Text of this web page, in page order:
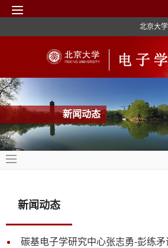
北京大学
新闻动态
新闻动态
碳基电子学研究中心张志勇-彭练